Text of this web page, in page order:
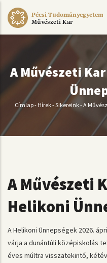
Ugrás
Pécsi Tudományegyetem
Művészeti Kar
A Művészeti
Morzsa
Címlap- Hírek-Sikereink-A
A Művészeti
Helikoni
A Helikoni Ünnepségek 2026.
várja a dunántúli középiskolás
éves múltra visszatekintő,